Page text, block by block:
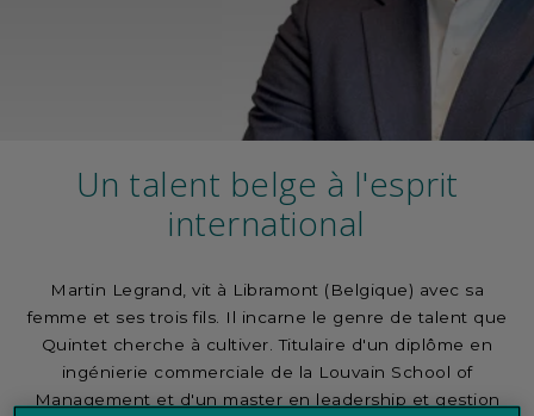
Un talent belge à l'esprit
international
Martin Legrand, vit à Libramont (Belgique) avec sa
femme et ses trois fils. Il incarne le genre de talent que
Quintet cherche à cultiver. Titulaire d'un diplôme en
ingénierie commerciale de la Louvain School of
Management et d'un master en leadership et gestion